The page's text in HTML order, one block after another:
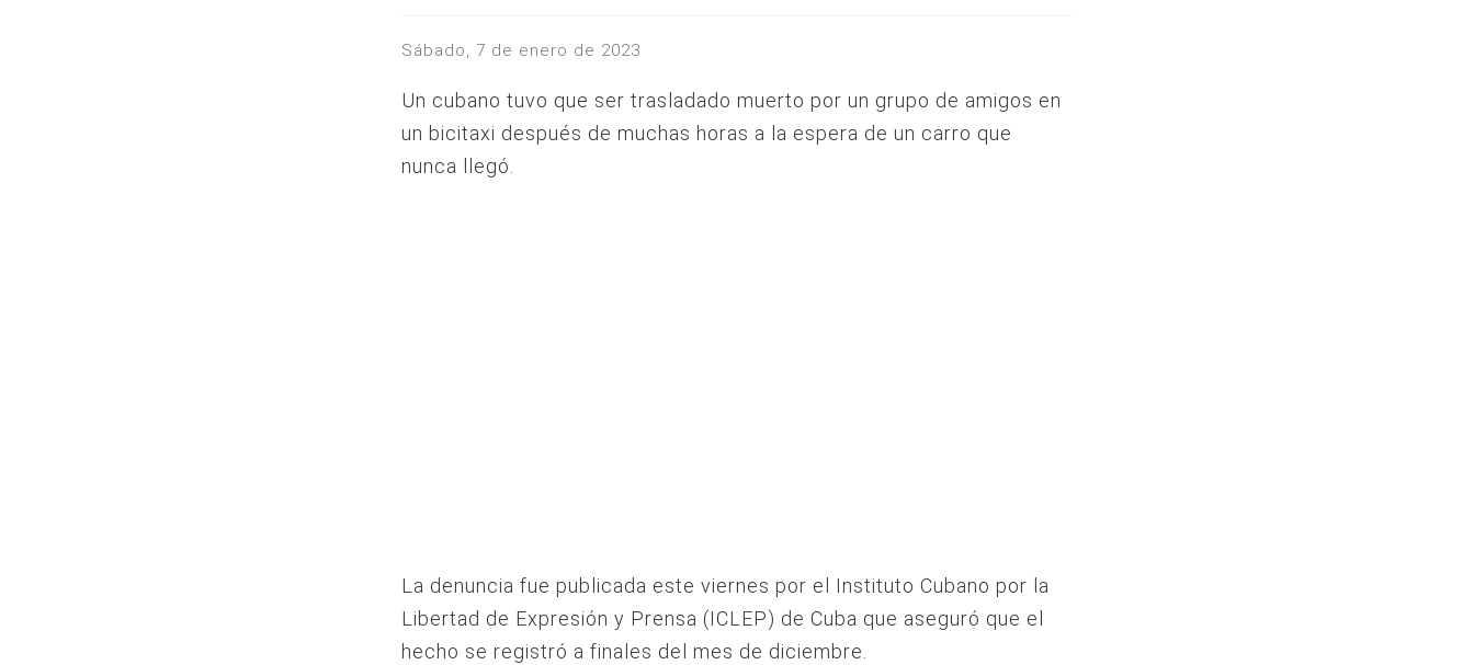
sábado, 7 de enero de 2023
Un cubano tuvo que ser trasladado muerto por un grupo de amigos en
un bicitaxi después de muchas horas a la espera de un carro que
nunca llegó.
La denuncia fue publicada este viernes por el Instituto Cubano por la
Libertad de Expresión y Prensa (ICLEP) de Cuba que aseguró que el
hecho se registró a finales del mes de diciembre.